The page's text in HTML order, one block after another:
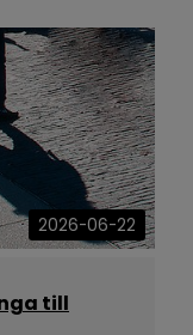
2026-06-22
till